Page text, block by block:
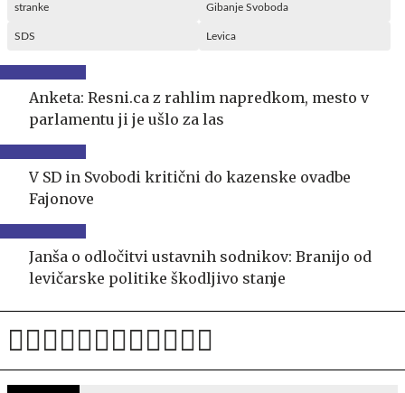
stranke Gibanje Svoboda
SDS Levica
Anketa: Resni.ca z rahlim napredkom, mesto v
parlamentu ji je ušlo za las
V SD in Svobodi kritični do kazenske ovadbe
Fajonove
Janša o odločitvi ustavnih sodnikov: Branijo od
levičarske politike škodljivo stanje